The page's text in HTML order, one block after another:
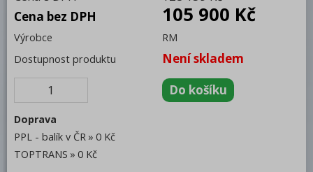
Chlazení
Salamandry
Regálový systém
Drop In - Monoblok
Bufety, drop-in, vitríny, výdejní vany a
vodní lázně
Cena bez DPH
105 900 Kč
Výrobce
RM
Dostupnost produktu
Není skladem
Doprava
PPL - balík v ČR
0 Kč
TOPTRANS
0 Kč